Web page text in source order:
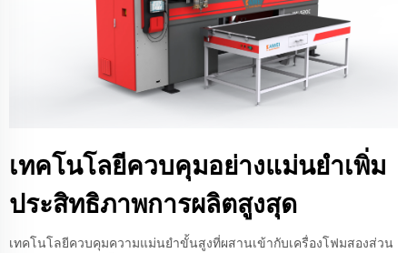
เทคโนโลยีควบคุมอย่างแม่นยำเพิ่ม
ประสิทธิภาพการผลิตสูงสุด
เทคโนโลยีควบคุมความแม่นยำขั้นสูงที่ผสานเข้ากับเครื่องโฟมสองส่วน